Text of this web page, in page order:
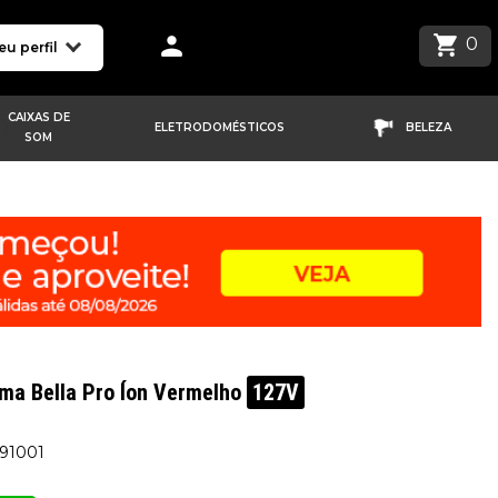
perfil 0
CAIXAS DE
SOM
ELETRODOMÉSTICOS BELEZA
Bella Pro Íon Vermelho 127V